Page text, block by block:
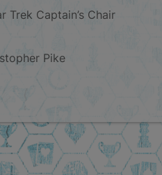
Trek Captain’s Chair
Pike